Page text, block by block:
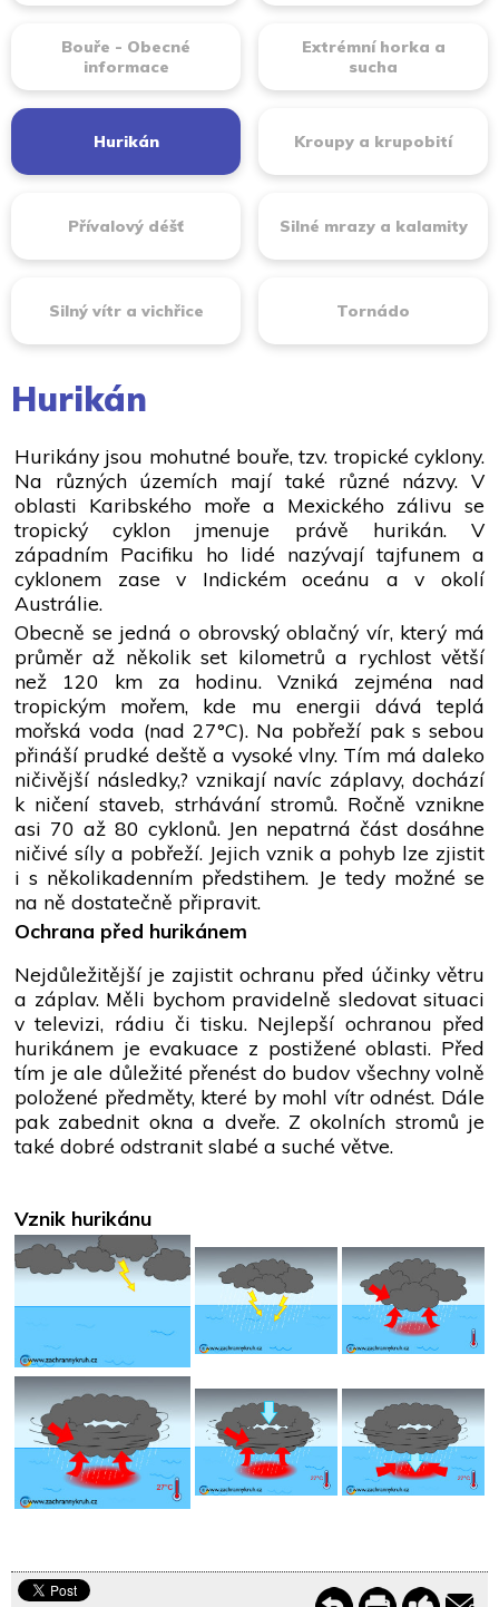
Bouře - Obecné
informace
Extrémní horka a
sucha
Hurikán Kroupy a krupobití
Přívalový déšť Silné mrazy a kalamity
Silný vítr a vichřice Tornádo
Hurikán
Hurikány jsou mohutné bouře, tzv. tropické cyklony.
Na různých územích mají také různé názvy. V
oblasti Karibského moře a Mexického zálivu se
tropický cyklon jmenuje právě hurikán. V
západním Pacifiku ho lidé nazývají tajfunem a
cyklonem zase v Indickém oceánu a v okolí
Austrálie.
Obecně se jedná o obrovský oblačný vír, který má
průměr až několik set kilometrů a rychlost větší
než 120 km za hodinu. Vzniká zejména nad
tropickým mořem, kde mu energii dává teplá
mořská voda (nad 27°C). Na pobřeží pak s sebou
přináší prudké deště a vysoké vlny. Tím má daleko
ničivější následky,? vznikají navíc záplavy, dochází
k ničení staveb, strhávání stromů. Ročně vznikne
asi 70 až 80 cyklonů. Jen nepatrná část dosáhne
ničivé síly a pobřeží. Jejich vznik a pohyb lze zjistit
i s několikadenním předstihem. Je tedy možné se
na ně dostatečně připravit.
Ochrana před hurikánem
Nejdůležitější je zajistit ochranu před účinky větru
a záplav. Měli bychom pravidelně sledovat situaci
v televizi, rádiu či tisku. Nejlepší ochranou před
hurikánem je evakuace z postižené oblasti. Před
tím je ale důležité přenést do budov všechny volně
položené předměty, které by mohl vítr odnést. Dále
pak zabednit okna a dveře. Z okolních stromů je
také dobré odstranit slabé a suché větve.
Vznik hurikánu